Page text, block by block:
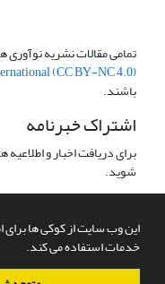
این وب سایت از کوکی ها برای
خدمات استفاده می کند.
تمامی مقالات نشریه
(CC BY-NC 4.0)
باشند.
اشتراک خبرنامه
برای دریافت اخبار و
شوید.